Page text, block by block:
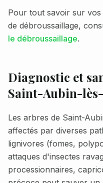
Pour tout savoir sur vos
de débroussaillage,
le débroussaillage.
Diagnostic et
Saint-Aubin-
Les arbres de Saint-
affectés par diverses
lignivores (fomes,
attaques d'insectes
processionnaires,